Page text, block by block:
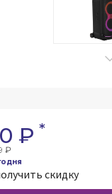
₽ *
₽
скидку